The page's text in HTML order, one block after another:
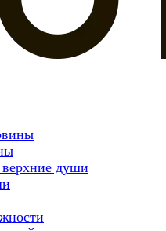
души